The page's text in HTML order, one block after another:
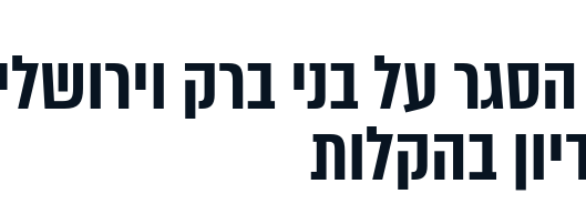
על בני ברק
בהקלות